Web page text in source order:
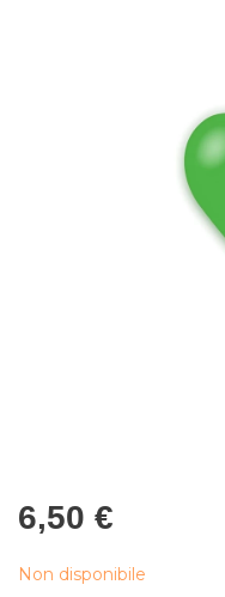
6,50 €
Non disponibile